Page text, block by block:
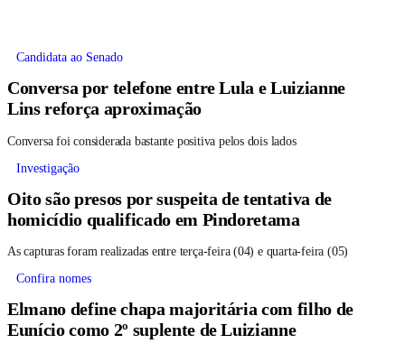
Candidata ao Senado
Conversa por telefone entre Lula e Luizianne
Lins reforça aproximação
Conversa foi considerada bastante positiva pelos dois lados
Investigação
Oito são presos por suspeita de tentativa de
homicídio qualificado em Pindoretama
As capturas foram realizadas entre terça-feira (04) e quarta-feira (05)
Confira nomes
Elmano define chapa majoritária com filho de
Eunício como 2º suplente de Luizianne